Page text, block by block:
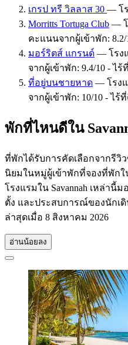
เกรป ทรี วิลลาส 30 — โร
Morritts Tortuga Club — โ
คะแนนจากผู้เข้าพัก: 8.2/
มอร์ริตส์ แกรนด์ — โรง
จากผู้เข้าพัก: 9.4/10 - ไร้
ที่อยู่บนชายหาด — โรงแ
จากผู้เข้าพัก: 10/10 - ไร้
พักที่ไหนดีใน
ที่พักได้รับการคัดเลือกจากรีวิ
นิยมในหมู่ผู้เข้าพักที่จองที่พักใน
โรงแรมใน Savannah เหล่านี้
ตั้ง และประสบการณ์ของนักเ
ล่าสุดเมื่อ 8 สิงหาคม 2026
อ่านน้อยลง